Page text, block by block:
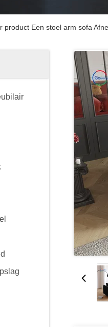
product Een stoel arm sofa